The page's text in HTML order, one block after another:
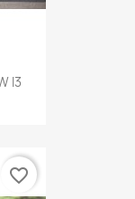
I3
favorite_border